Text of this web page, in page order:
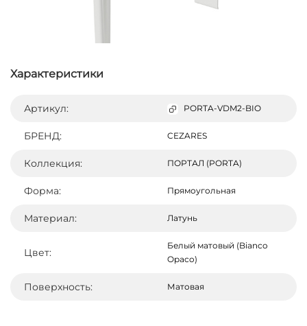
Характеристики
Артикул: PORTA-VDM2-BIO
БРЕНД: CEZARES
Коллекция: ПОРТАЛ (PORTA)
Форма: Прямоугольная
Материал: Латунь
Цвет:
Белый матовый (Bianco
Opaco)
Поверхность: Матовая